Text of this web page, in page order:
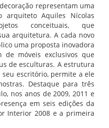
representam uma
arquiteto Aquiles Nícolas
conceituais, que
arquitetura. A cada novo
uma proposta inovadora
de móveis exclusivos que
de esculturas. A estrutura
escritório, permite a ele
Destaque para três
nos anos de 2009, 2011 e
em seis edições da
Interior 2008 e a primeira